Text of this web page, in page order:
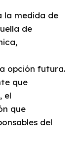
la medida de
de
opción futura.
que
el
que
del